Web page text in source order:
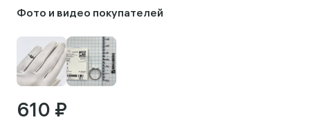
Фото и видео покупателей
610 ₽